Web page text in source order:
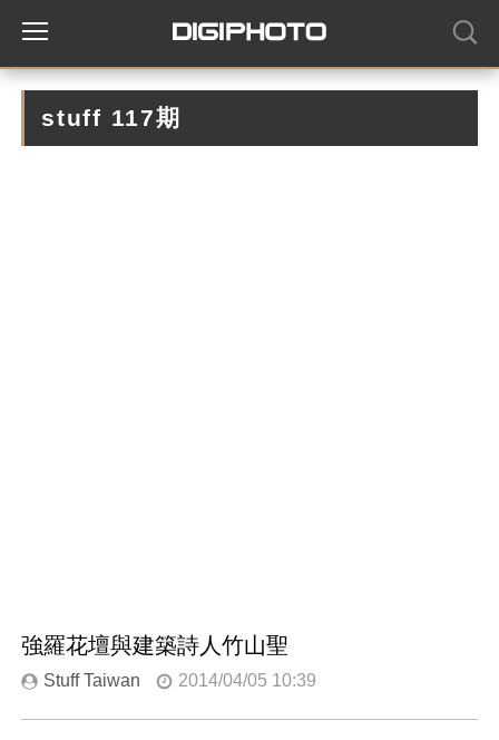
stuff 117期
強羅花壇與建築詩人竹山聖
Stuff Taiwan 2014/04/05 10:39